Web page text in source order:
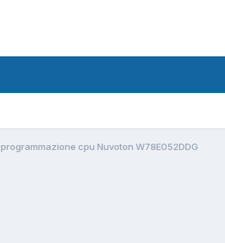
programmazione cpu Nuvoton W78E052DDG